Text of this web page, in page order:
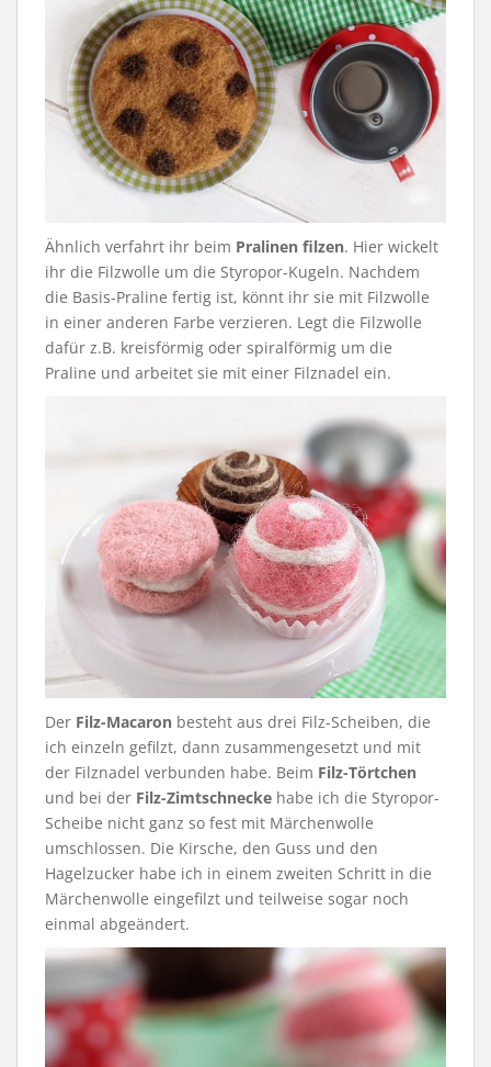
Ähnlich verfahrt ihr beim Pralinen filzen. Hier wickelt
ihr die Filzwolle um die Styropor-Kugeln. Nachdem
die Basis-Praline fertig ist, könnt ihr sie mit Filzwolle
in einer anderen Farbe verzieren. Legt die Filzwolle
dafür z.B. kreisförmig oder spiralförmig um die
Praline und arbeitet sie mit einer Filznadel ein.
Der Filz-Macaron besteht aus drei Filz-Scheiben, die
ich einzeln gefilzt, dann zusammengesetzt und mit
der Filznadel verbunden habe. Beim Filz-Törtchen
und bei der Filz-Zimtschnecke habe ich die Styropor-
Scheibe nicht ganz so fest mit Märchenwolle
umschlossen. Die Kirsche, den Guss und den
Hagelzucker habe ich in einem zweiten Schritt in die
Märchenwolle eingefilzt und teilweise sogar noch
einmal abgeändert.